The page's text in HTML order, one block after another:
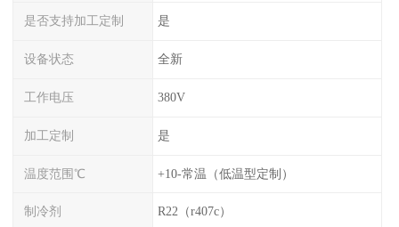
是否支持加工定制 是
设备状态 全新
工作电压 380V
加工定制 是
温度范围℃ +10-常温（低温型定制）
制冷剂 R22（r407c）